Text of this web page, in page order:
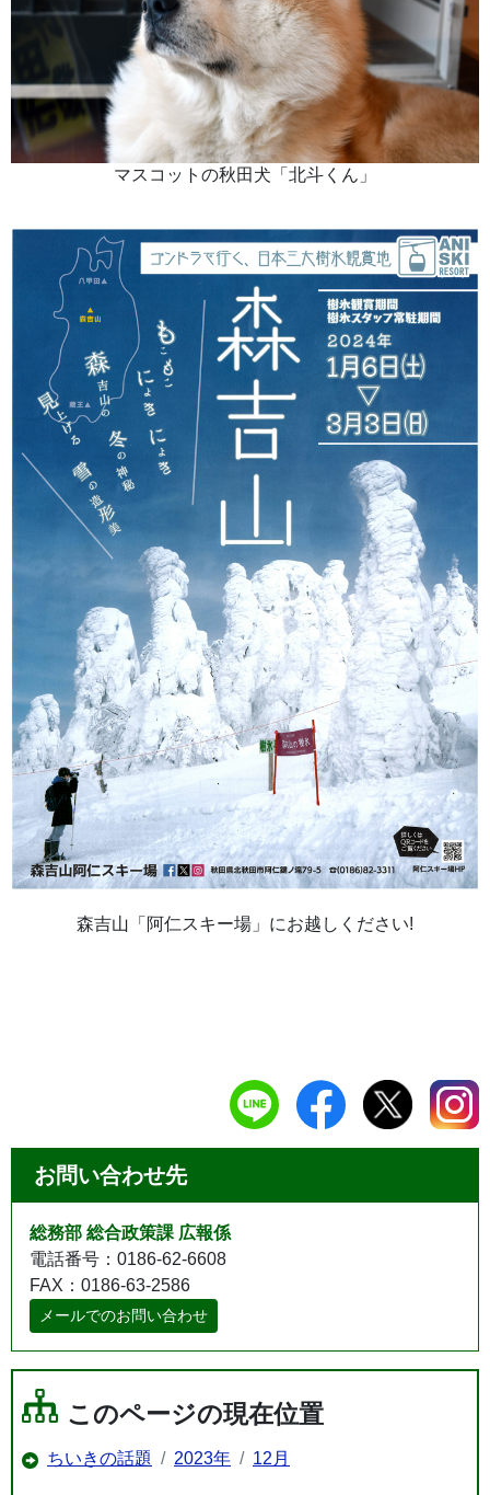
マスコットの秋田犬「北斗くん」
森吉山「阿仁スキー場」にお越しください!
お問い合わせ先
総務部 総合政策課 広報係
電話番号：0186-62-6608
FAX：0186-63-2586
メールでのお問い合わせ
このページの現在位置
ちいきの話題 2023年 12月